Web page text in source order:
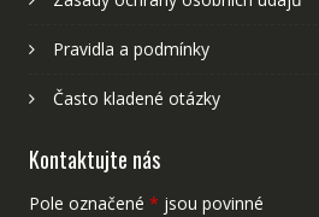
Pravidla a podmínky
Často kladené otázky
Kontaktujte nás
Pole označené * jsou povinné